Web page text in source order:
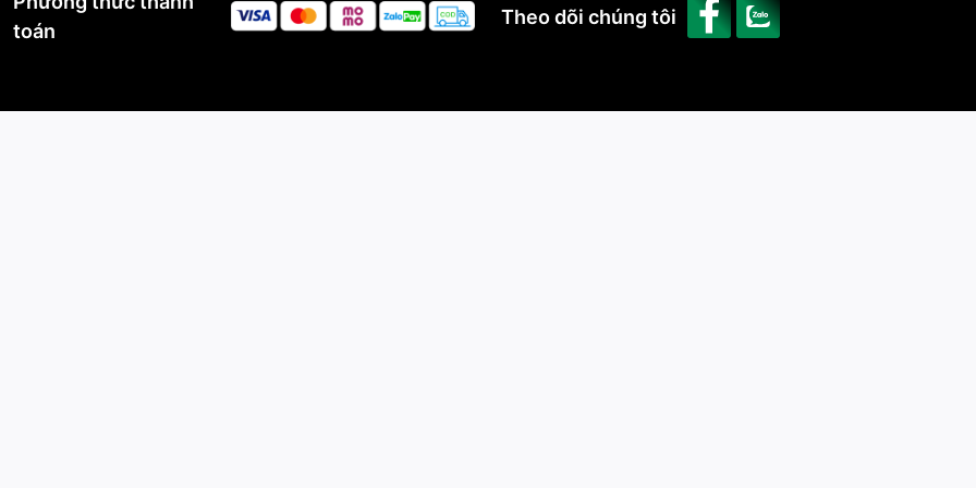
toán
Theo dõi chúng tôi